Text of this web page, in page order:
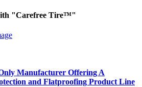
"Carefree Tire™"
Manufacturer Offering A
and Flatproofing Product Line